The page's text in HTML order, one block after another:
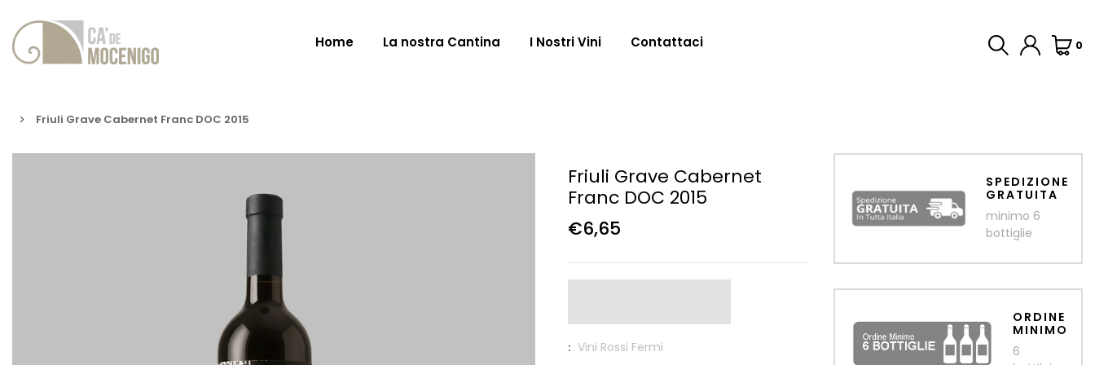
Home La nostra Cantina I Nostri Vini Contattaci 0
Friuli Grave Cabernet Franc DOC 2015
Friuli Grave Cabernet
Franc DOC 2015
€6,65
: Vini Rossi Fermi
SPEDIZIONE
GRATUITA
minimo 6
bottiglie
ORDINE
MINIMO
6